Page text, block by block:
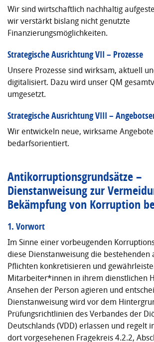
Wir sind wirtschaftlich nachhaltig
wir verstärkt bislang nicht genutzte
Finanzierungsmöglichkeiten.
Strategische Ausrichtung VII – Prozesse
Unsere Prozesse sind wirksam, aktuell
digitalisiert. Dazu wird unser QM
umgesetzt.
Strategische Ausrichtung VIII –
Wir entwickeln neue, wirksame Angebote
bedarfsorientiert.
Antikorruptionsgrundsätze –
Dienstanweisung zur
Bekämpfung von Korruption
1. Vorwort
Im Sinne einer vorbeugenden
diese Dienstanweisung die bestehenden
Pflichten konkretisieren und
Mitarbeiter*innen in ihrem dienstlichen
Ansehen der Person agieren und
Dienstanweisung wird vor dem
Prüfungsrichtlinien des Verbandes der
Deutschlands (VDD) erlassen und regelt
dort vorgesehenen Fragekreis 4.2.2,